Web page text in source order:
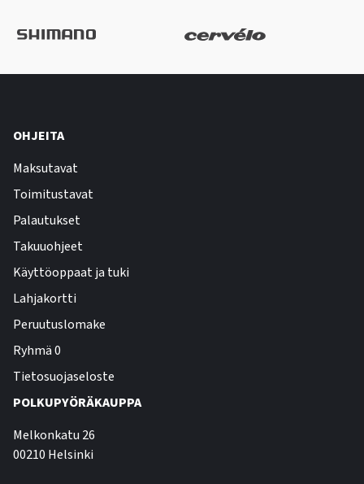
OHJEITA
Maksutavat
Toimitustavat
Palautukset
Takuuohjeet
Käyttöoppaat ja tuki
Lahjakortti
Peruutuslomake
Ryhmä 0
Tietosuojaseloste
POLKUPYÖRÄKAUPPA
Melkonkatu 26
00210 Helsinki